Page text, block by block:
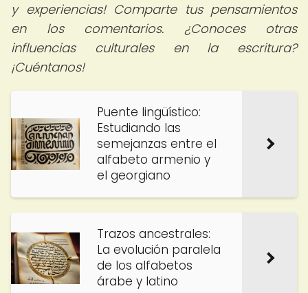
y experiencias! Comparte tus pensamientos
en los comentarios. ¿Conoces otras
influencias culturales en la escritura?
¡Cuéntanos!
Puente lingüístico:
Estudiando las
semejanzas entre el
alfabeto armenio y
el georgiano
Trazos ancestrales:
La evolución paralela
de los alfabetos
árabe y latino